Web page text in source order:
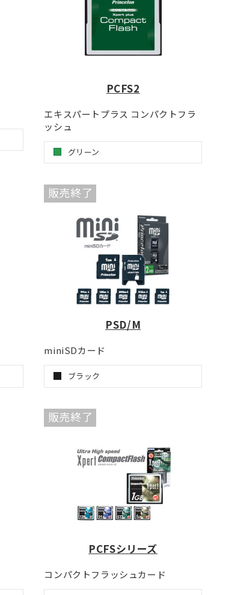
PCFS2
エキスパートプラス コンパクトフラ
ッシュ
グリーン
販売終了
PSD/M
miniSDカード
ブラック
販売終了
PCFSシリーズ
コンパクトフラッシュカード